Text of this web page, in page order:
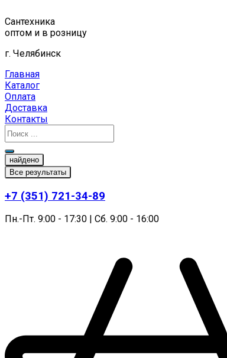
к
содержимому
Сантехника
оптом и в розницу
г. Челябинск
Главная
Каталог
Оплата
Доставка
Контакты
найдено
Все результаты
+7 (351) 721-34-89
Пн.-Пт. 9:00 - 17:30 | Сб. 9:00 - 16:00